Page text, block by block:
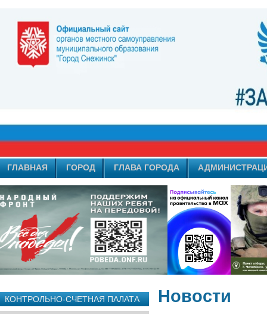
ГЛАВНАЯ ГОРОД ГЛАВА ГОРОДА
КОНТРОЛЬНО-СЧЕТНАЯ ПАЛАТА Новости